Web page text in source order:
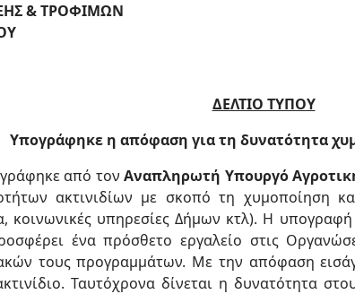
& ΤΡΟΦΙΜΩΝ
ΔΕΛΤΙΟ ΤΥΠΟΥ
Υπογράφηκε η απόφαση για τη δυνατότητα
από τον Αναπληρωτή Υπουργό
ακτινιδίων με σκοπό τη χυμοποίηση
κοινωνικές υπηρεσίες Δήμων κτλ). Η
ένα πρόσθετο εργαλείο στις
τους προγραμμάτων. Με την απόφαση
Ταυτόχρονα δίνεται η δυνατότητα